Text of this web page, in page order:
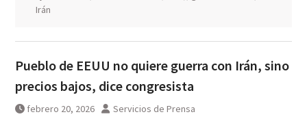
Irán
Pueblo de EEUU no quiere guerra con Irán, sino
precios bajos, dice congresista
febrero 20, 2026 Servicios de Prensa